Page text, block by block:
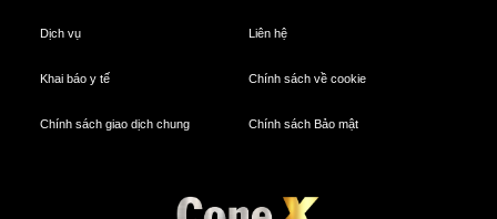
Dịch vụ Liên hệ
Khai báo y tế Chính sách về cookie
Chính sách giao dịch chung Chính sách Bảo mật